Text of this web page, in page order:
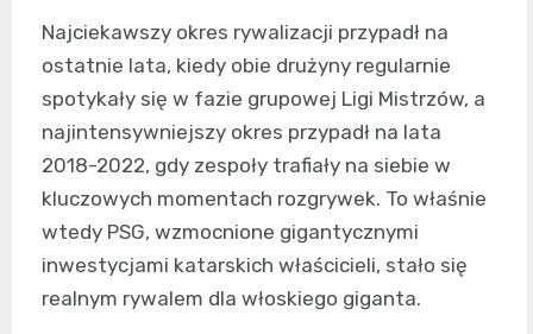
Najciekawszy okres rywalizacji przypadł na
ostatnie lata, kiedy obie drużyny regularnie
spotykały się w fazie grupowej Ligi Mistrzów, a
najintensywniejszy okres przypadł na lata
2018-2022, gdy zespoły trafiały na siebie w
kluczowych momentach rozgrywek. To właśnie
wtedy PSG, wzmocnione gigantycznymi
inwestycjami katarskich właścicieli, stało się
realnym rywalem dla włoskiego giganta.